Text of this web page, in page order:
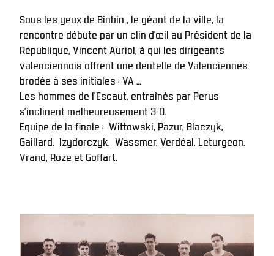
Sous les yeux de Binbin , le géant de la ville, la
rencontre débute par un clin d’œil au Président de la
République, Vincent Auriol, à qui les dirigeants
valenciennois offrent une dentelle de Valenciennes
brodée à ses initiales : VA …
Les hommes de l’Escaut, entraînés par Perus
s’inclinent malheureusement 3-0.
Equipe de la finale :  Wittowski, Pazur, Blaczyk,
Gaillard,  Izydorczyk,  Wassmer, Verdéal, Leturgeon,
Vrand, Roze et Goffart.